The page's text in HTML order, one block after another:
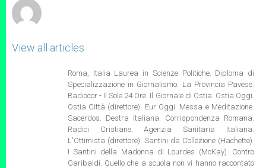
View all articles
Roma, Italia Laurea in Scienze Politiche. Diploma di
Specializzazione in Giornalismo. La Provincia Pavese.
Radiocor - Il Sole 24 Ore. Il Giornale di Ostia. Ostia Oggi.
Ostia Città (direttore). Eur Oggi. Messa e Meditazione.
Sacerdos. Destra Italiana. Corrispondenza Romana.
Radici Cristiane. Agenzia Sanitaria Italiana.
L'Ottimista (direttore). Santini da Collezione (Hachette).
I Santini della Madonna di Lourdes (McKay). Contro
Garibaldi. Quello che a scuola non vi hanno raccontato